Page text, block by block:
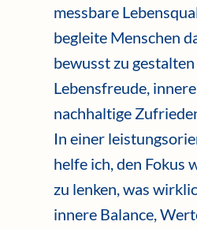
messbare
begleite Menschen
bewusst zu
Lebensfreude,
nachhaltige
In einer
helfe ich, den Fokus
zu lenken, was
innere Balance,